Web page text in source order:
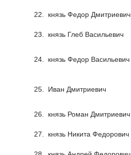
22. князь Федор Дмитриевич
23. князь Глеб Васильевич
24. князь Федор Васильевич
25. Иван Дмитриевич
26. князь Роман Дмитриевич
27. князь Никита Федорович